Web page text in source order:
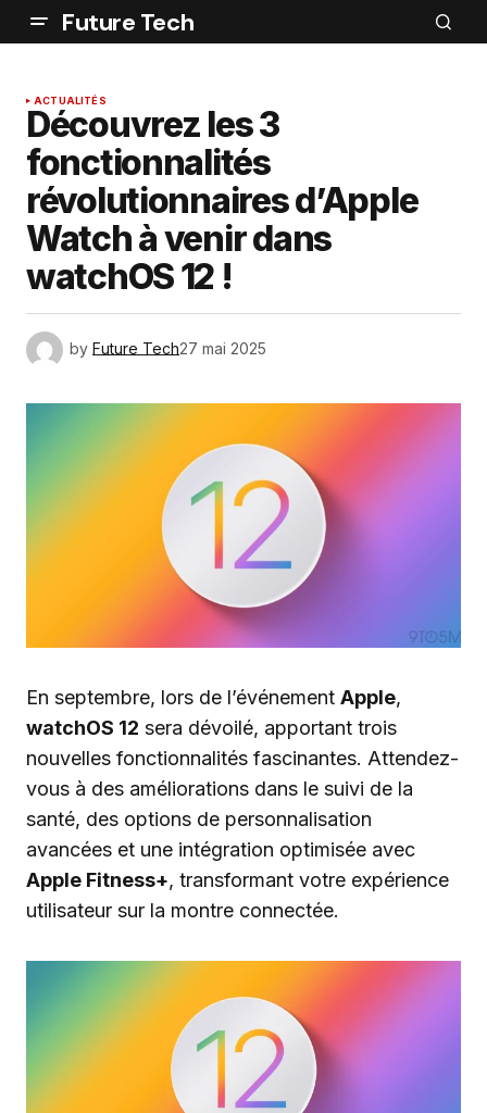
Future Tech
ACTUALITÉS
Découvrez les 3
fonctionnalités
révolutionnaires d’Apple
Watch à venir dans
watchOS 12 !
by Future Tech27 mai 2025
En septembre, lors de l’événement Apple,
watchOS 12 sera dévoilé, apportant trois
nouvelles fonctionnalités fascinantes. Attendez-
vous à des améliorations dans le suivi de la
santé, des options de personnalisation
avancées et une intégration optimisée avec
Apple Fitness+, transformant votre expérience
utilisateur sur la montre connectée.